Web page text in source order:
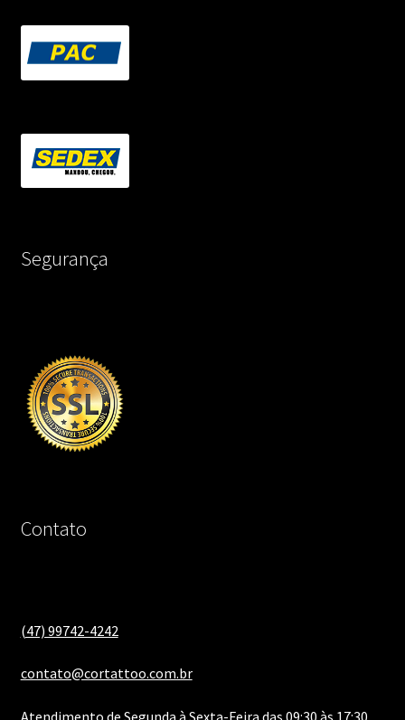
Segurança
Contato
(47) 99742-4242
contato@cortattoo.com.br
Atendimento de Segunda à Sexta-Feira das 09:30 às 17:30.